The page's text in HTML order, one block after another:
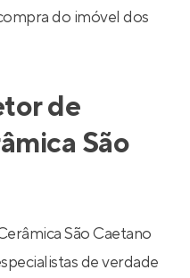
do imóvel dos
de
São
São Caetano
de verdade